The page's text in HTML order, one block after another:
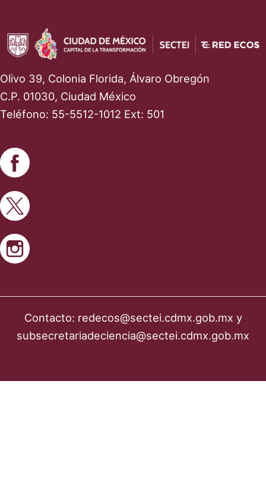
Olivo 39, Colonia Florida, Álvaro Obregón
C.P. 01030, Ciudad México
Teléfono: 55-5512-1012 Ext: 501
Contacto: redecos@sectei.cdmx.gob.mx y
subsecretariadeciencia@sectei.cdmx.gob.mx